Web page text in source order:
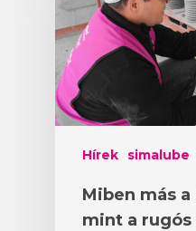
Hírek simalube
Miben más a
mint a rugós